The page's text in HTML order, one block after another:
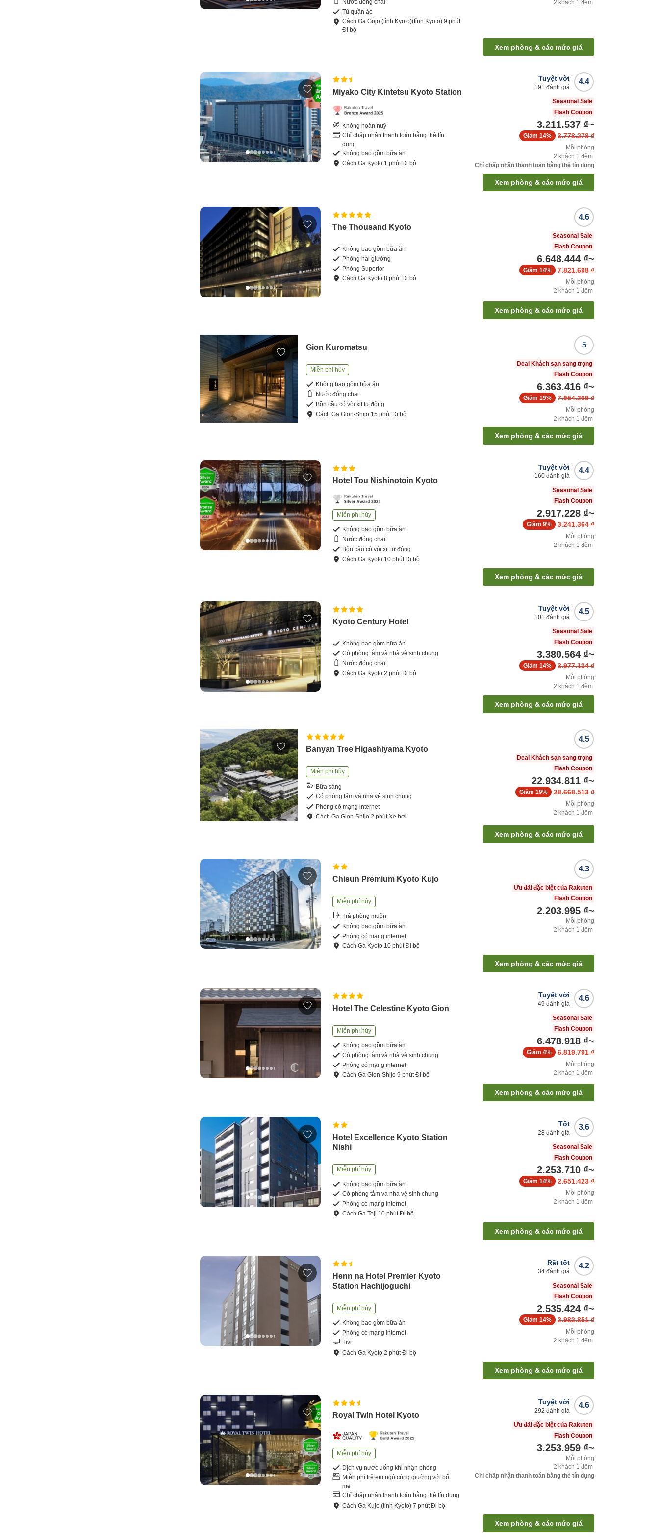
Nước đóng chai
Tủ quần áo
CáchGa Gojo (tỉnh Kyoto)(tỉnh Kyoto) 9 phút
Đi bộ
2 khách 1 đêm
Xem phòng & các mức giá
Miyako City Kintetsu Kyoto Station
Không hoàn huỷ
Chỉ chấp nhận thanh toán bằng thẻ tín
dụng
Không bao gồm bữa ăn
CáchGa Kyoto 1 phútĐi bộ
4.4
Tuyệt vời
191 đánh giá
Seasonal Sale
Flash Coupon
3.211.537 ₫~
3.778.278 ₫
Giảm 14%
Mỗi phòng
2 khách 1 đêm
Chỉ chấp nhận thanh toán bằng thẻ tín dụng
Xem phòng & các mức giá
The Thousand Kyoto
Không bao gồm bữa ăn
Phòng hai giường
Phòng Superior
CáchGa Kyoto8 phútĐi bộ
4.6
Seasonal Sale
Flash Coupon
6.648.444 ₫~
7.821.698 ₫
Giảm 14%
Mỗi phòng
2 khách 1 đêm
Xem phòng & các mức giá
Gion Kuromatsu
Miễn phí hủy
Không bao gồm bữa ăn
Nước đóng chai
Bồn cầu có vòi xịt tự động
CáchGa Gion-Shijo 15 phútĐi bộ
5
Deal Khách sạn sang trọng
Flash Coupon
6.363.416 ₫~
7.954.269 ₫
Giảm 19%
Mỗi phòng
2 khách 1 đêm
Xem phòng & các mức giá
Hotel Tou Nishinotoin Kyoto
Miễn phí hủy
Không bao gồm bữa ăn
Nước đóng chai
Bồn cầu có vòi xịt tự động
CáchGa Kyoto 10 phútĐi bộ
4.4
Tuyệt vời
160 đánh giá
Seasonal Sale
Flash Coupon
2.917.228 ₫~
3.241.364 ₫
Giảm 9%
Mỗi phòng
2 khách 1 đêm
Xem phòng & các mức giá
Kyoto Century Hotel
Không bao gồm bữa ăn
Có phòng tắm và nhà vệ sinh chung
Nước đóng chai
CáchGa Kyoto2 phútĐi bộ
4.5
Tuyệt vời
101 đánh giá
Seasonal Sale
Flash Coupon
3.380.564 ₫~
3.977.134 ₫
Giảm 14%
Mỗi phòng
2 khách 1 đêm
Xem phòng & các mức giá
Banyan Tree Higashiyama Kyoto
Miễn phí hủy
Bữa sáng
Có phòng tắm và nhà vệ sinh chung
Phòng có mạng internet
CáchGa Gion-Shijo2 phútXe hơi
4.5
Deal Khách sạn sang trọng
Flash Coupon
22.934.811 ₫~
28.668.513 ₫
Giảm 19%
Mỗi phòng
2 khách 1 đêm
Xem phòng & các mức giá
Chisun Premium Kyoto Kujo
Miễn phí hủy
Trả phòng muộn
Không bao gồm bữa ăn
Phòng có mạng internet
CáchGa Kyoto 10 phútĐi bộ
4.3
Ưu đãi đặc biệt của Rakuten
Flash Coupon
2.203.995 ₫~
Mỗi phòng
2 khách 1 đêm
Xem phòng & các mức giá
Hotel The Celestine Kyoto Gion
Miễn phí hủy
Không bao gồm bữa ăn
Có phòng tắm và nhà vệ sinh chung
Phòng có mạng internet
CáchGa Gion-Shijo9 phútĐi bộ
4.6
Tuyệt vời
49 đánh giá
Seasonal Sale
Flash Coupon
6.478.918 ₫~
6.819.791 ₫
Giảm 4%
Mỗi phòng
2 khách 1 đêm
Xem phòng & các mức giá
Hotel Excellence Kyoto Station
Nishi
Miễn phí hủy
Không bao gồm bữa ăn
Có phòng tắm và nhà vệ sinh chung
Phòng có mạng internet
CáchGa Toji 10 phútĐi bộ
3.6
Tốt
28 đánh giá
Seasonal Sale
Flash Coupon
2.253.710 ₫~
2.651.423 ₫
Giảm 14%
Mỗi phòng
2 khách 1 đêm
Xem phòng & các mức giá
Henn na Hotel Premier Kyoto
Station Hachijoguchi
Miễn phí hủy
Không bao gồm bữa ăn
Phòng có mạng internet
Tivi
CáchGa Kyoto2 phútĐi bộ
4.2
Rất tốt
34 đánh giá
Seasonal Sale
Flash Coupon
2.535.424 ₫~
2.982.851 ₫
Giảm 14%
Mỗi phòng
2 khách 1 đêm
Xem phòng & các mức giá
Royal Twin Hotel Kyoto
Miễn phí hủy
Dịch vụ nước uống khi nhận phòng
Miễn phí trẻ em ngủ cùng giường với bố
mẹ
Chỉ chấp nhận thanh toán bằng thẻ tín dụng
CáchGa Kujo (tỉnh Kyoto) 7 phútĐi bộ
4.6
Tuyệt vời
292 đánh giá
Ưu đãi đặc biệt của Rakuten
Flash Coupon
3.253.959 ₫~
Mỗi phòng
2 khách 1 đêm
Chỉ chấp nhận thanh toán bằng thẻ tín dụng
Xem phòng & các mức giá